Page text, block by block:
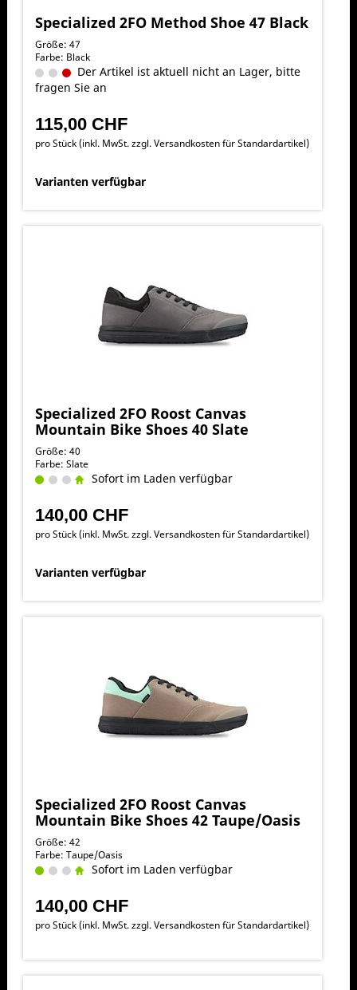
Specialized 2FO Method Shoe 47 Black
Größe: 47
Farbe: Black
Der Artikel ist aktuell nicht an Lager, bitte
fragen Sie an
115,00 CHF
pro Stück (inkl. MwSt. zzgl.Versandkosten für Standardartikel)
Varianten verfügbar
Specialized 2FO Roost Canvas
Mountain Bike Shoes 40 Slate
Größe: 40
Farbe: Slate
Sofort im Laden verfügbar
140,00 CHF
pro Stück (inkl. MwSt. zzgl.Versandkosten für Standardartikel)
Varianten verfügbar
Specialized 2FO Roost Canvas
Mountain Bike Shoes 42 Taupe/Oasis
Größe: 42
Farbe: Taupe/Oasis
Sofort im Laden verfügbar
140,00 CHF
pro Stück (inkl. MwSt. zzgl.Versandkosten für Standardartikel)